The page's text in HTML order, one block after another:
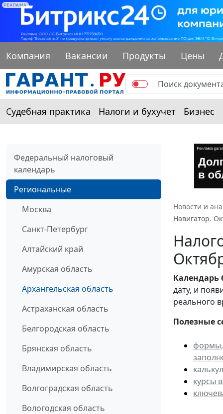
РЕКЛАМА
Компания Вакансии Продукты Цены
Судебная практика Налоги и бухучет Бизнес
Федеральный налоговый
календарь
Региональные
Москва
Санкт-Петербург
Алтайский край
Амурская область
Архангельская область
Астраханская область
Белгородская область
Брянская область
Владимирская область
Волгоградская область
Вологодская область
Новости и
Навигатор.
Календарь
дату, и
реального
Полезные
формы,
курсы